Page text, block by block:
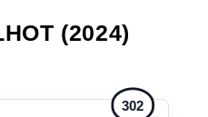
(2024)
302